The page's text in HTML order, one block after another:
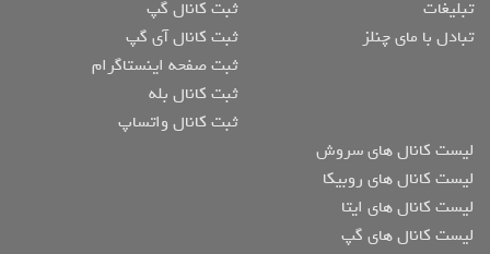
تبلیغات
تبادل با مای چنلز
ثبت کانال گپ
ثبت کانال آی گپ
ثبت صفحه اینستاگرام
ثبت کانال بله
ثبت کانال واتساپ
لیست کانال های سروش
لیست کانال های روبیکا
لیست کانال های ایتا
لیست کانال های گپ